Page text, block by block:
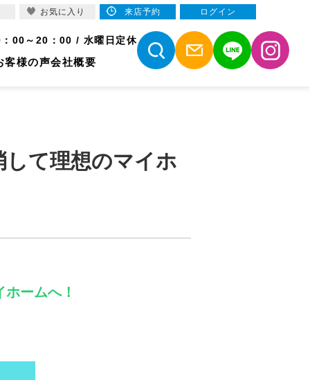
00～20：00 / 水曜日定休
客様の声会社概要
て理想のマイホ
ームへ！
お気に入り 来店予約 ログイン